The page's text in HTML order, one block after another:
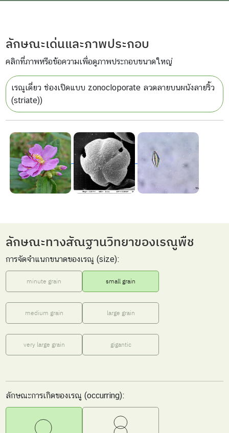
ลักษณะเด่นและภาพประกอบ
คลิกที่ภาพหรือข้อความเพื่อดูภาพประกอบขนาดใหญ่
เรณูเดี่ยว ช่องเปิดแบบ zonocloporate ลวดลายบนผนังลายริ้ว
(striate))
ลักษณะทางสัณฐานวิทยาของเรณูพืช
การจัดจำแนกขนาดของเรณู (size):
minute grain small grain
medium grain large grain
very large grain gigantic
ลักษณะการเกิดของเรณู (occurring):